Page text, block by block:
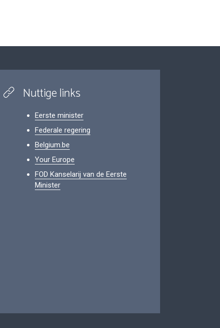
Nuttige links
Eerste minister
Federale regering
Belgium.be
Your Europe
FOD Kanselarij van de Eerste
Minister